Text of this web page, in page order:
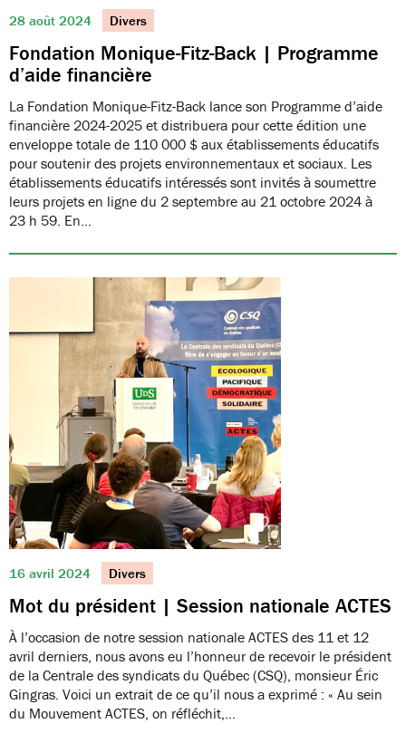
28 août 2024 Divers
Fondation Monique-Fitz-Back | Programme
d’aide financière
La Fondation Monique-Fitz-Back lance son Programme d’aide
financière 2024-2025 et distribuera pour cette édition une
enveloppe totale de 110 000 $ aux établissements éducatifs
pour soutenir des projets environnementaux et sociaux. Les
établissements éducatifs intéressés sont invités à soumettre
leurs projets en ligne du 2 septembre au 21 octobre 2024 à
23 h 59. En…
16 avril 2024 Divers
Mot du président | Session nationale ACTES
À l’occasion de notre session nationale ACTES des 11 et 12
avril derniers, nous avons eu l’honneur de recevoir le président
de la Centrale des syndicats du Québec (CSQ), monsieur Éric
Gingras. Voici un extrait de ce qu’il nous a exprimé : « Au sein
du Mouvement ACTES, on réfléchit,…